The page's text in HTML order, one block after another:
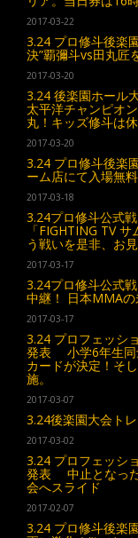
2017-03-22
3.24 プロ修斗後楽
決”覇彌斗vs田丸匠
2017-03-20
3.24 後楽園ホール
太平洋チャンピオ
丸！キッズ修斗は休
2017-03-20
3.24 プロ修斗後楽
ーム店にて入場無
2017-03-18
3.24プロ修斗公式
「FIGHTING TV
う戦いを是非、お
2017-03-17
3.24プロ修斗公式
中継！ 日本MMAの
2017-03-17
3.24 プロフェッシ
発表 小学6年生同
カードが決定！そ
施。
2017-03-07
3.24後楽園大会ト
2017-03-02
3.24 プロフェッシ
発表 中止となっ
会へスライド
2017-02-07
3.24 プロ修斗後楽